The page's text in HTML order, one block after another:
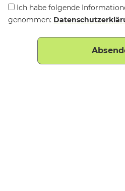
Consent
*
Ich habe folgende
genommen: